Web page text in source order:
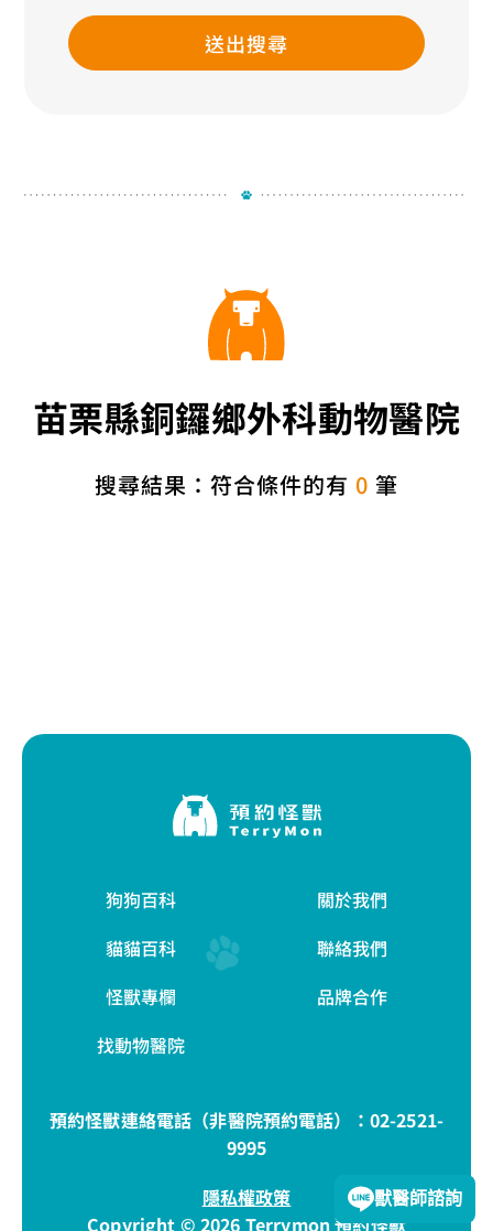
送出搜尋
苗栗縣銅鑼鄉外科動物醫院
搜尋結果：符合條件的有 0 筆
狗狗百科
貓貓百科
怪獸專欄
找動物醫院
關於我們
聯絡我們
品牌合作
預約怪獸連絡電話（非醫院預約電話）： 02-2521-
9995
隱私權政策
Copyright © 2026 Terrymon 預約怪獸
獸醫師諮詢